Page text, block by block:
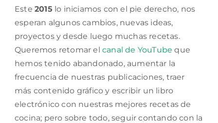
Este 2015 lo iniciamos con el pie derecho, nos
esperan algunos cambios, nuevas ideas,
proyectos y desde luego muchas recetas.
Queremos retomar el canal de YouTube que
hemos tenido abandonado, aumentar la
frecuencia de nuestras publicaciones, traer
más contenido gráfico y escribir un libro
electrónico con nuestras mejores recetas de
cocina; pero sobre todo, seguir contando con la